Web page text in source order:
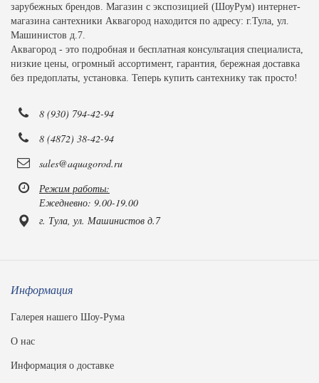
зарубежных брендов. Магазин с экспозицией (ШоуРум) интернет-
магазина сантехники Аквагород находится по адресу: г.Тула, ул.
Машинистов д.7.
Аквагород - это подробная и бесплатная консультация специалиста,
низкие цены, огромный ассортимент, гарантия, бережная доставка
без предоплаты, установка. Теперь купить сантехнику так просто!
8 (930) 794-42-94
8 (4872) 38-42-94
sales@aquagorod.ru
Режим работы:
Ежедневно: 9.00-19.00
г. Тула, ул. Машинистов д.7
Информация
Галерея нашего Шоу-Рума
О нас
Информация о доставке